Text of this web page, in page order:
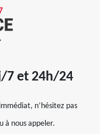
7 et 24h/24
n’hésitez pas
à nous appeler.